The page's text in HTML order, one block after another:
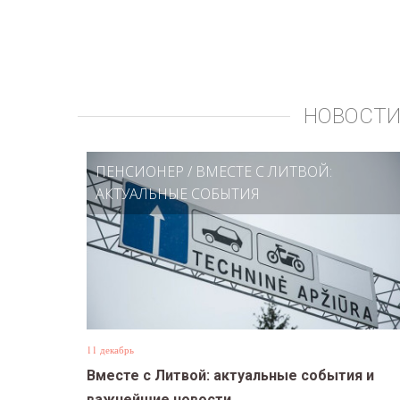
ПЕНСИОНЕР / ВМЕСТЕ С ЛИТВОЙ:
АКТУАЛЬНЫЕ СОБЫТИЯ
11 декабрь
Вместе с Литвой: актуальные события и